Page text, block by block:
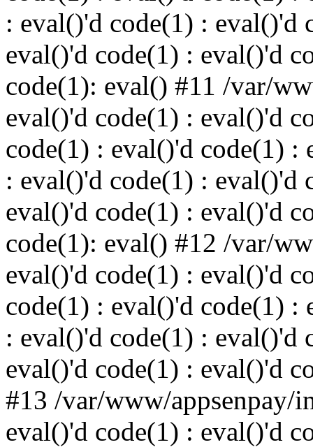
: eval()'d code(1) : eval()'d
eval()'d code(1) : eval()'d
code(1): eval() #11 /var/
eval()'d code(1) : eval()'d
code(1) : eval()'d code(1) :
: eval()'d code(1) : eval()'d
eval()'d code(1) : eval()'d
code(1): eval() #12 /var/
eval()'d code(1) : eval()'d
code(1) : eval()'d code(1) :
: eval()'d code(1) : eval()'d
eval()'d code(1) : eval()'d
#13 /var/www/appsenpay/
eval()'d code(1) : eval()'d